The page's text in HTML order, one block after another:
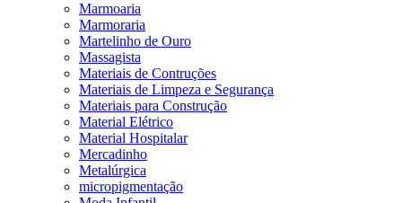
Marmoaria
Marmoraria
Martelinho de Ouro
Massagista
Materiais de Contruções
Materiais de Limpeza e Segurança
Materiais para Construção
Material Elétrico
Material Hospitalar
Mercadinho
Metalúrgica
micropigmentação